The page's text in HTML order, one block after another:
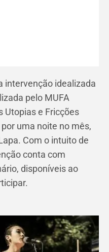
intervenção idealizada
pelo MUFA
Utopias e Fricções
uma noite no mês,
Com o intuito de
conta com
disponíveis ao